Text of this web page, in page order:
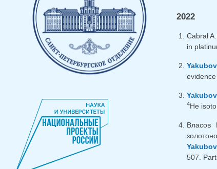
2022
Cabral
in
4He
Власов
507.